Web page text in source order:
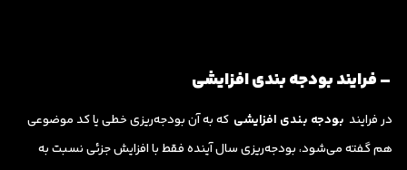
– فرایند بودجه بندی افزایشی
در فرایند بودجه بندی افزایشی که به آن بودجه‌ریزی خطی یا کد موضوعی
هم گفته می‌شود، بودجه‌ریزی سال آینده فقط با افزایش جزئی نسبت به